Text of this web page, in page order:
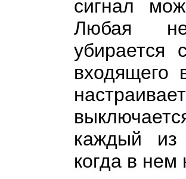
сигнал
Любая
убирается
каждый из
когда в нем